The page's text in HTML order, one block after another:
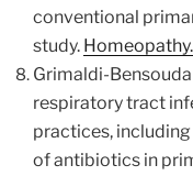
conventional
study.
Grimaldi-
respiratory tract
practices,
of antibiotics in